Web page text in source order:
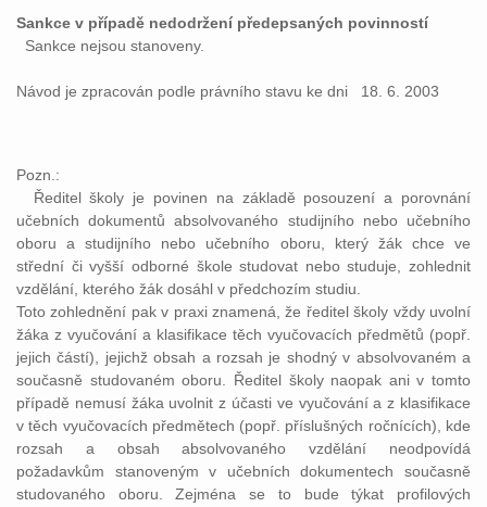
Sankce v případě nedodržení předepsaných povinností
Sankce nejsou stanoveny.
Návod je zpracován podle právního stavu ke dni 18. 6. 2003
Pozn.:
Ředitel školy je povinen na základě posouzení a porovnání
učebních dokumentů absolvovaného studijního nebo učebního
oboru a studijního nebo učebního oboru, který žák chce ve
střední či vyšší odborné škole studovat nebo studuje, zohlednit
vzdělání, kterého žák dosáhl v předchozím studiu.
Toto zohlednění pak v praxi znamená, že ředitel školy vždy uvolní
žáka z vyučování a klasifikace těch vyučovacích předmětů (popř.
jejich částí), jejichž obsah a rozsah je shodný v absolvovaném a
současně studovaném oboru. Ředitel školy naopak ani v tomto
případě nemusí žáka uvolnit z účasti ve vyučování a z klasifikace
v těch vyučovacích předmětech (popř. příslušných ročnících), kde
rozsah a obsah absolvovaného vzdělání neodpovídá
požadavkům stanoveným v učebních dokumentech současně
studovaného oboru. Zejména se to bude týkat profilových